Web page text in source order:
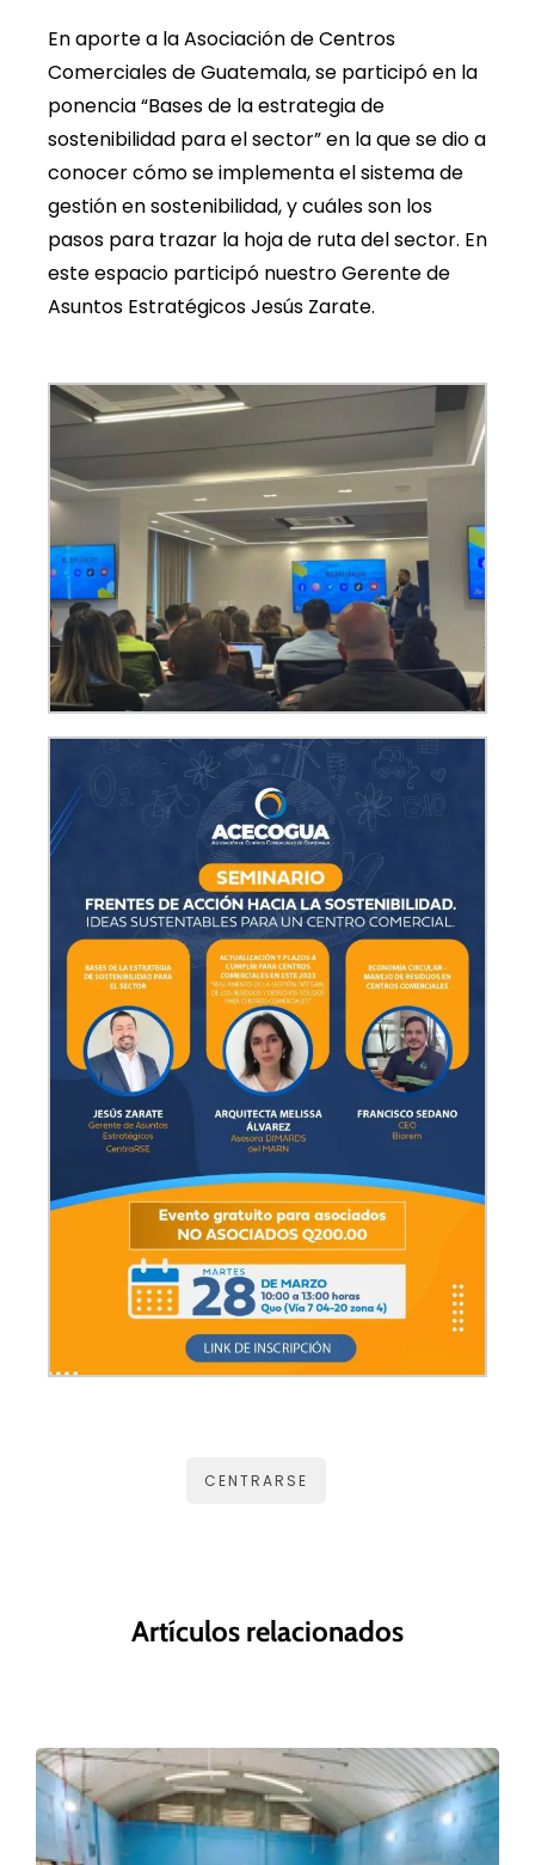
En aporte a la Asociación de Centros
Comerciales de Guatemala, se participó en la
ponencia “Bases de la estrategia de
sostenibilidad para el sector” en la que se dio a
conocer cómo se implementa el sistema de
gestión en sostenibilidad, y cuáles son los
pasos para trazar la hoja de ruta del sector. En
este espacio participó nuestro Gerente de
Asuntos Estratégicos Jesús Zarate.
CENTRARSE
Artículos relacionados